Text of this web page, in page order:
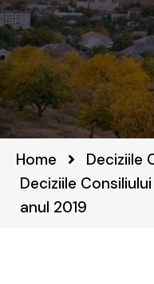
Home
Deciziile
Deciziile
anul 2019